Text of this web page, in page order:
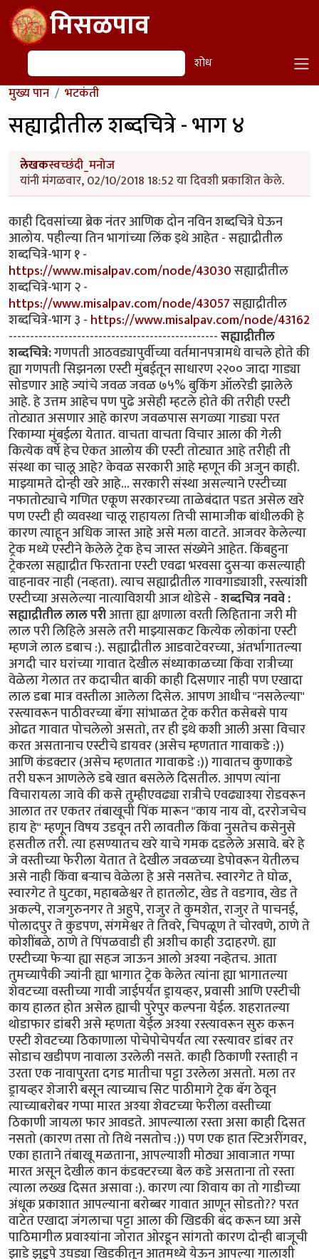
Skip to main contentमिसळपाव
शोध शोध
मुख्य पान भटकंती
सह्याद्रीतील शब्दचित्रे - भाग ४
लेखकस्वच्छंदी_मनोज
यांनी मंगळवार, 02/10/2018 18:52 या दिवशी प्रकाशित केले.
काही दिवसांच्या ब्रेक नंतर आणिक दोन नविन शब्दचित्रे घेऊन
आलोय. पहील्या तिन भागांच्या लिंक इथे आहेत - सह्याद्रीतील
शब्दचित्रे-भाग १ -
https://www.misalpav.com/node/43030सह्याद्रीतील
शब्दचित्रे-भाग २ -
https://www.misalpav.com/node/43057सह्याद्रीतील
शब्दचित्रे-भाग ३ -https://www.misalpav.com/node/43162
-------------------------------------------------सह्याद्रीतील
शब्दचित्रे:गणपती आठवड्यापुर्वीच्या वर्तमानपत्रामधे वाचले होते की
ह्या गणपती सिझनला एस्टी मुंबईतून साधारण २२०० जादा गाड्या
सोडणार आहे ज्यांचे जवळ जवळ ७५% बुकिंग ऑलरेडी झालेले
आहे. हे उत्तम आहेच पण पुढे असेही म्हटले होते की तरीही एस्टी
तोट्यात असणार आहे कारण जवळपास सगळ्या गाड्या परत
रिकाम्या मुंबईला येतात. वाचता वाचता विचार आला की गेली
कित्येक वर्षे हेच ऐकत आलोय की एस्टी तोट्यात आहे तरीही ती
संस्था का चालू आहे? केवळ सरकारी आहे म्हणून की अजुन काही.
माझ्यामते दोन्ही खरे आहे... सरकारी संस्था असल्याने एस्टीच्या
नफातोट्याचे गणित एकूण सरकारच्या ताळेबंदात पडत असेल खरे
पण एस्टी ही व्यवस्था चालू राहायला तिची सामाजीक बांधीलकी हे
कारण त्याहून अधिक जास्त आहे असे मला वाटते. आजवर केलेल्या
ट्रेक मध्ये एस्टीने केलेले ट्रेक हेच जास्त संख्येने आहेत. किंबहुना
ट्रेकरला सह्याद्रीत फिरताना एस्टी एवढा भरवसा दुसर्‍या कसल्याही
वाहनावर नाही (नव्हता). त्याच सह्याद्रीतील गावगाड्याशी, रस्त्यांशी
एस्टीच्या असलेल्या नात्याविशयी आज थोडेसे -शब्दचित्र नववे :
सह्याद्रीतील लाल परीआत्ता ह्या क्षणाला वरती लिहिताना जरी मी
लाल परी लिहिले असले तरी माझ्यासकट कित्येक लोकांना एस्टी
म्हणजे लाल डबाच :). सह्याद्रीतील आडवाटेवरच्या, अंतर्भागातल्या
अगदी चार घरांच्या गावात देखील संध्याकाळच्या किंवा रात्रीच्या
वेळेला गेलात तर कदाचीत बाकी काही दिसणार नाही पण एखादा
लाल डबा मात्र वस्तीला आलेला दिसेल. आपण आधीच "नसलेल्या"
रस्त्यावरून पाठीवरच्या बॅगा सांभाळत ट्रेक करीत कसेबसे पाय
ओढत गावात पोचलेलो असतो, तर ही इथे कशी आली असा विचार
करत असतानाच एस्टीचे डायवर (असेच म्हणतात गावाकडे :))
आणि कंडक्टार (असेच म्हणतात गावाकडे :)) गावातच कुणाकडे
तरी घरून आणलेले डबे खात बसलेले दिसतील. आपण त्यांना
विचारायला जावे की कसे तुम्हीएवढ्या रात्रीचे एवढ्याश्या रोडवरून
आलात तर एकतर तंबाखूची पिंक मारून "काय नाय वो, दररोजचेच
हाय हे" म्हणून विषय उडवून तरी लावतील किंवा नुसतेच कसेनुसे
हसतील तरी. त्या हसण्यातच खरे याचे गमक दडलेले असावे. बरे हे
जे वस्तीच्या फेरीला येतात ते देखील जवळच्या डेपोवरून येतीलच
असे नाही किंवा बर्‍याच वेळेला हे असे नसतेच. स्वारगेट ते घोळ,
स्वारगेट ते घुटका, महाबळेश्वर ते हातलोट, खेड ते वडगाव, खेड ते
अकल्पे, राजगुरुनगर ते अहुपे, राजुर ते कुमशेत, राजुर ते पाचनई,
पोलादपुर ते कुडपण, संगमेश्वर ते तिवरे, चिपळूण ते चोरवणे, ठाणे ते
कोशींबळे, ठाणे ते पिंपळवाडी ही अशीच काही उदाहरणे. ह्या
एस्टीच्या फेर्‍या ह्या सहज जाऊन आलो अश्या नव्हेतच. आता
तुमच्यापैकी ज्यांनी ह्या भागात ट्रेक केलेत त्यांना ह्या भागातल्या
शेवटच्या वस्तीच्या गावी जाईपर्यंत ड्रायव्हर, प्रवासी आणि एस्टीची
काय हालत होत असेल ह्याची पुरेपुर कल्पना येईल. शहरातल्या
थोडाफार डांबरी असे म्हणता येईल अश्या रस्त्यावरून सुरु करून
एस्टी शेवटच्या ठिकाणाला पोचेपोचेपर्यंत त्या रस्त्यावर डांबर तर
सोडाच खडीपण नावाला उरलेली नसते. काही ठिकाणी रस्ताही न
उरता एक नावापुरता दगड मातीचा पट्टा उरलेला असतो. मला तर
ड्रायव्हर शेजारी बसून त्याच्याच सिट पाठीमागे ट्रेक बॅग ठेवून
त्याच्याबरोबर गप्पा मारत अश्या शेवटच्या फेरीला वस्तीच्या
ठिकाणी जायला फार आवडते. आपल्याला रस्ता असा काही दिसत
नसतो (कारण तसा तो तिथे नसतोच :)) पण एक हात स्टिअरींगवर,
एका हाताने तंबाखू मळताना, आपल्याशी मोठ्या आवाजात गप्पा
मारत असून देखील कान कंडक्टरच्या बेल कडे असताना तो रस्ता
त्याला लख्ख दिसत असावा :). कारण त्या शिवाय का तो गाडीच्या
अंधूक प्रकाशात आपल्याना बरोब्बर गावात आणून सोडतो?? परत
वाटेत एखादा जंगलाचा पट्टा आला की खिडकी बंद करून घ्या असे
पाठिमागील प्रवाश्यांना जोरात ओरडून सांगतो कारण दोन्ही बाजूची
झाडे झुडूपे उघड्या खिडकीतून आतमध्ये येऊन आपल्या गालाशी